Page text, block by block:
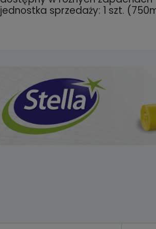
jednostka sprzedaży: 1 szt.